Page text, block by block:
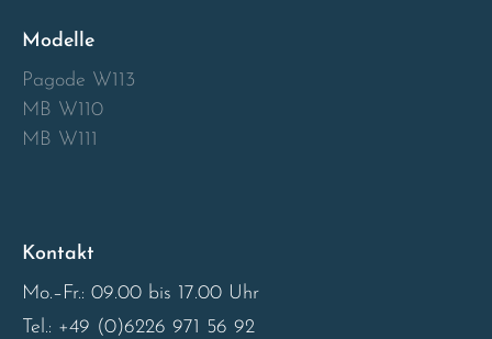
Modelle
Pagode W113
MB W110
MB W111
Kontakt
Mo.–Fr.: 09.00 bis 17.00 Uhr
Tel.: +49 (0)6226 971 56 92
Sweden
United Kingdom